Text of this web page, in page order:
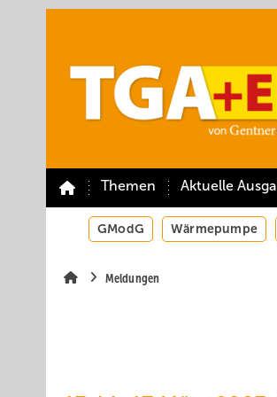
Themen Aktuelle
GModG Wärmepumpe
Meldungen